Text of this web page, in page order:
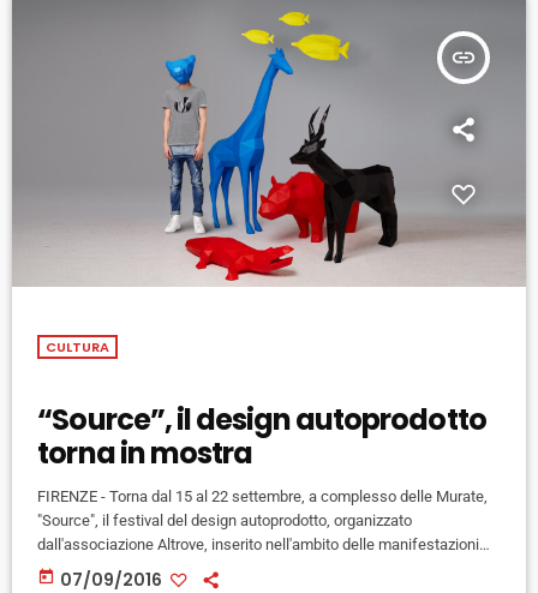
insert_link
CULTURA
“Source”, il design autoprodotto
torna in mostra
FIRENZE - Torna dal 15 al 22 settembre, a complesso delle Murate,
"Source", il festival del design autoprodotto, organizzato
dall'associazione Altrove, inserito nell'ambito delle manifestazioni
dell'Estate Fiorentina. Per la quarta edizione al centro la riflessione
today 07/09/2016